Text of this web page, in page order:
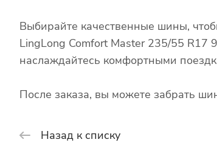
Выбирайте качественные шины,
LingLong Comfort Master 235/55 R17
наслаждайтесь комфортными
После заказа, вы можете забрать
Назад к списку